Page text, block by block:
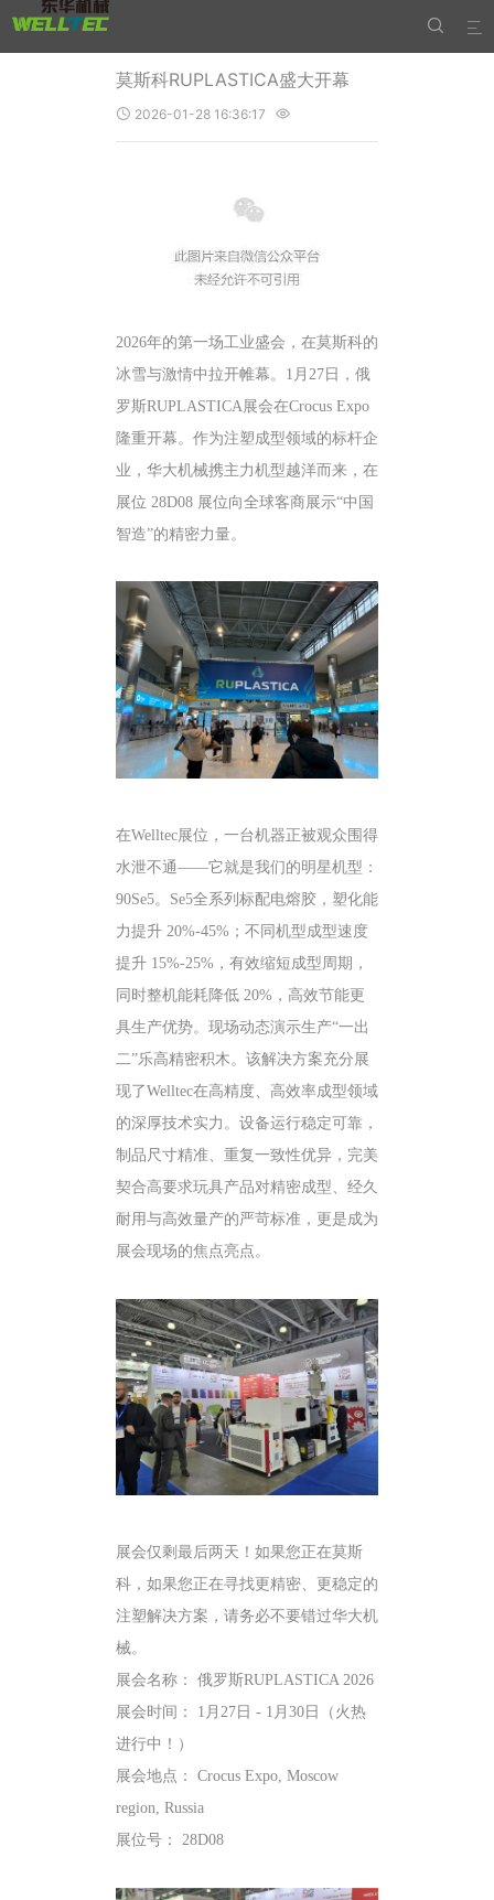


莫斯科RUPLASTICA盛大开幕
 2026-01-28 16:36:17 
2026年的第一场工业盛会，在莫斯科的
冰雪与激情中拉开帷幕。1月27日，俄
罗斯RUPLASTICA展会在Crocus Expo
隆重开幕。作为注塑成型领域的标杆企
业，华大机械携主力机型越洋而来，在
展位 28D08 展位向全球客商展示“中国
智造”的精密力量。
在Welltec展位，一台机器正被观众围得
水泄不通——它就是我们的明星机型：
90Se5。Se5全系列标配电熔胶，塑化能
力提升 20%-45%；不同机型成型速度
提升 15%-25%，有效缩短成型周期，
同时整机能耗降低 20%，高效节能更
具生产优势。现场动态演示生产“一出
二”乐高精密积木。该解决方案充分展
现了Welltec在高精度、高效率成型领域
的深厚技术实力。设备运行稳定可靠，
制品尺寸精准、重复一致性优异，完美
契合高要求玩具产品对精密成型、经久
耐用与高效量产的严苛标准，更是成为
展会现场的焦点亮点。
展会仅剩最后两天！如果您正在莫斯
科，如果您正在寻找更精密、更稳定的
注塑解决方案，请务必不要错过华大机
械。
展会名称： 俄罗斯RUPLASTICA 2026
展会时间： 1月27日 - 1月30日（火热
进行中！）
展会地点： Crocus Expo, Moscow
region, Russia
展位号： 28D08